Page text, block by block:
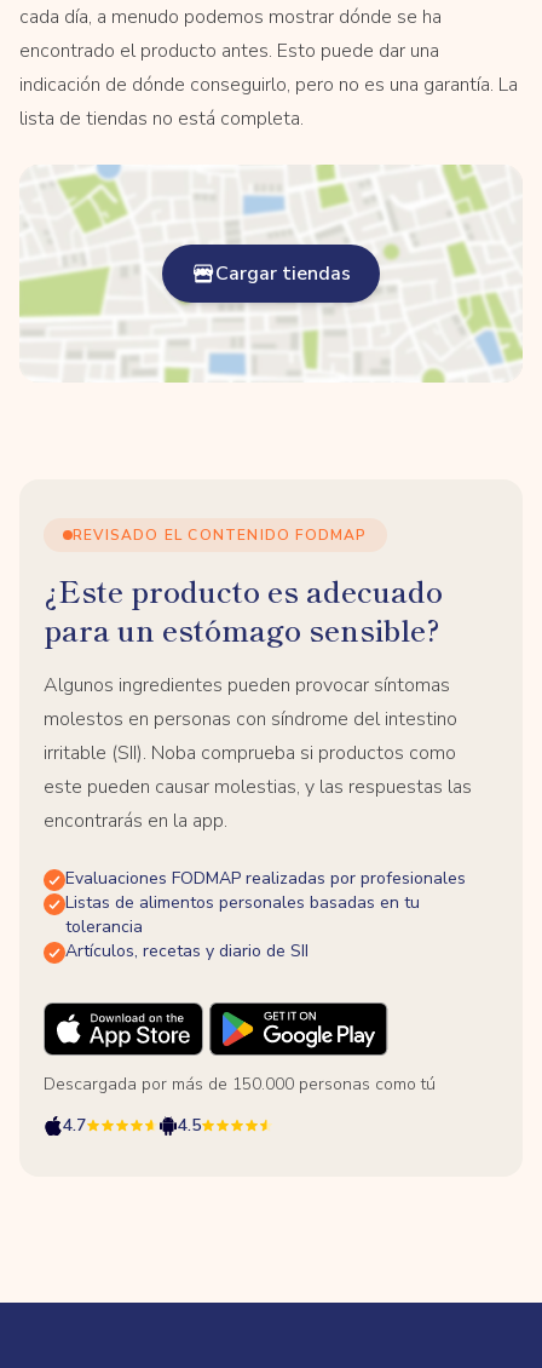
cada día, a menudo podemos mostrar dónde se ha
encontrado el producto antes. Esto puede dar una
indicación de dónde conseguirlo, pero no es una garantía. La
lista de tiendas no está completa.
Cargar tiendas
REVISADO EL CONTENIDO FODMAP
¿Este producto es adecuado
para un estómago sensible?
Algunos ingredientes pueden provocar síntomas
molestos en personas con síndrome del intestino
irritable (SII). Noba comprueba si productos como
este pueden causar molestias, y las respuestas las
encontrarás en la app.
Evaluaciones FODMAP realizadas por profesionales
Listas de alimentos personales basadas en tu
tolerancia
Artículos, recetas y diario de SII
Descargada por más de 150.000 personas como tú
4.7
4.5